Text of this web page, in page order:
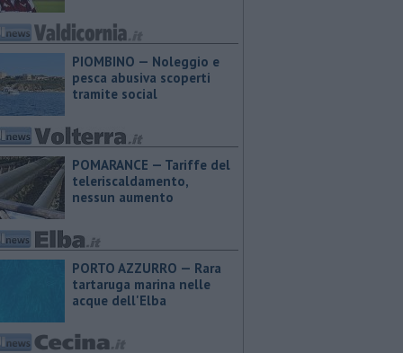
PIOMBINO — Noleggio e
pesca abusiva scoperti
tramite social
POMARANCE — Tariffe del
teleriscaldamento,
nessun aumento
PORTO AZZURRO — Rara
tartaruga marina nelle
acque dell'Elba